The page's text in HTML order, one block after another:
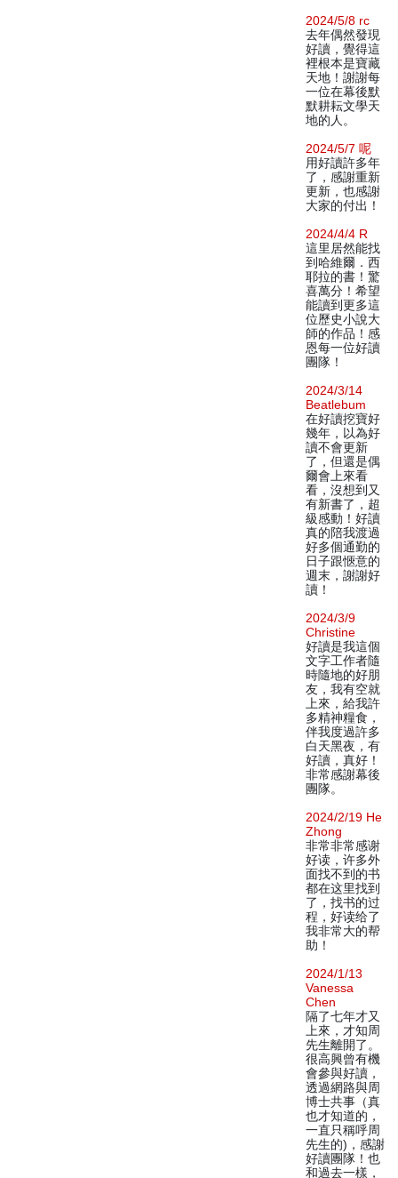
2024/5/8 rc
去年偶然發現
好讀，覺得這
裡根本是寶藏
天地！謝謝每
一位在幕後默
默耕耘文學天
地的人。
2024/5/7 呢
用好讀許多年
了，感謝重新
更新，也感謝
大家的付出！
2024/4/4 R
這里居然能找
到哈維爾．西
耶拉的書！驚
喜萬分！希望
能讀到更多這
位歷史小說大
師的作品！感
恩每一位好讀
團隊！
2024/3/14
Beatlebum
在好讀挖寶好
幾年，以為好
讀不會更新
了，但還是偶
爾會上來看
看，沒想到又
有新書了，超
級感動！好讀
真的陪我渡過
好多個通勤的
日子跟愜意的
週末，謝謝好
讀！
2024/3/9
Christine
好讀是我這個
文字工作者隨
時隨地的好朋
友，我有空就
上來，給我許
多精神糧食，
伴我度過許多
白天黑夜，有
好讀，真好！
非常感謝幕後
團隊。
2024/2/19 He
Zhong
非常非常感谢
好读，许多外
面找不到的书
都在这里找到
了，找书的过
程，好读给了
我非常大的帮
助！
2024/1/13
Vanessa
Chen
隔了七年才又
上來，才知周
先生離開了。
很高興曾有機
會參與好讀，
透過網路與周
博士共事（真
也才知道的，
一直只稱呼周
先生的)，感謝
好讀團隊！也
和過去一樣，